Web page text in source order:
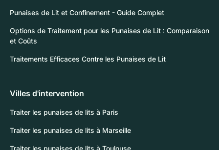
Punaises de Lit et Confinement - Guide Complet
Options de Traitement pour les Punaises de Lit : Comparaison
et Coûts
Traitements Efficaces Contre les Punaises de Lit
Villes d'intervention
Traiter les punaises de lits à Paris
Traiter les punaises de lits à Marseille
Traiter les punaises de lits à Toulouse